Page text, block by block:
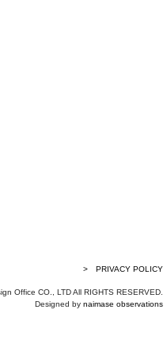
> PRIVACY POLICY
Office CO., LTD All RIGHTS RESERVED.
Designed by naimase observations